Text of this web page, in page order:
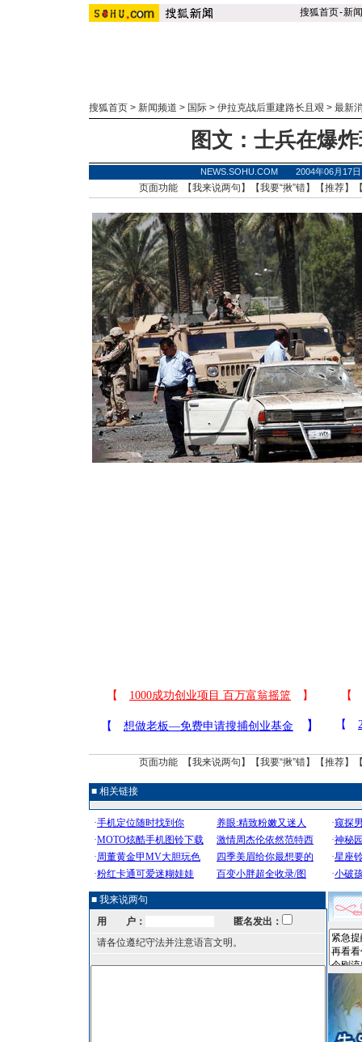
搜狐首页-新闻
搜狐首页 > 新闻频道 > 国际 > 伊拉克战后重建路长且艰 > 最新
图文：士兵在爆
NEWS.SOHU.COM 2004年06月17
页面功能 【我来说两句 】【我要“揪”错】【推荐】
页面功能 【我来说两句 】【我要“揪”错】【推荐】
■ 相关链接
■ 我来说两句
用 户：
匿名发出：
请各位遵纪守法并注意语言文明。